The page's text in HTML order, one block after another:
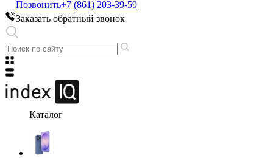
Позвонить+7 (861) 203-39-59
Заказать обратный звонок
Каталог